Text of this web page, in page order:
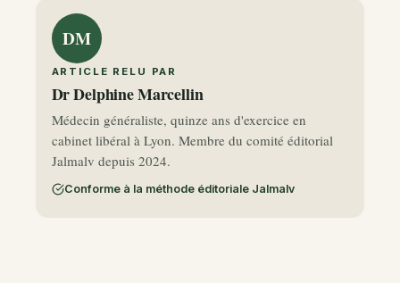
DM
ARTICLE RELU PAR
Dr Delphine Marcellin
Médecin généraliste, quinze ans d'exercice en
cabinet libéral à Lyon. Membre du comité éditorial
Jalmalv depuis 2024.
Conforme à la méthode éditoriale Jalmalv